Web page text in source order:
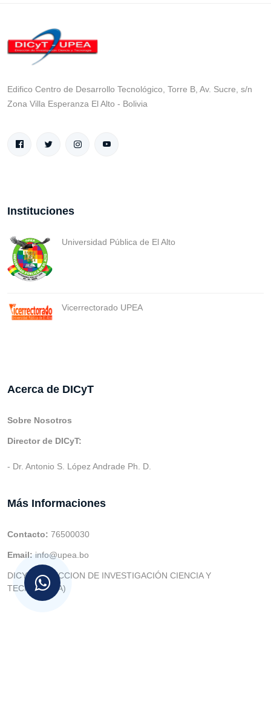
Edifico Centro de Desarrollo Tecnológico, Torre B, Av. Sucre, s/n
Zona Villa Esperanza El Alto - Bolivia
Instituciones
Universidad Pública de El Alto
Vicerrectorado UPEA
Acerca de DICyT
Sobre Nosotros
Director de DICyT:
- Dr. Antonio S. López Andrade Ph. D.
Más Informaciones
Contacto: 76500030
Email: info@upea.bo
DICYT (DIRECCION DE INVESTIGACIÓN CIENCIA Y
TECNOLOGIA)